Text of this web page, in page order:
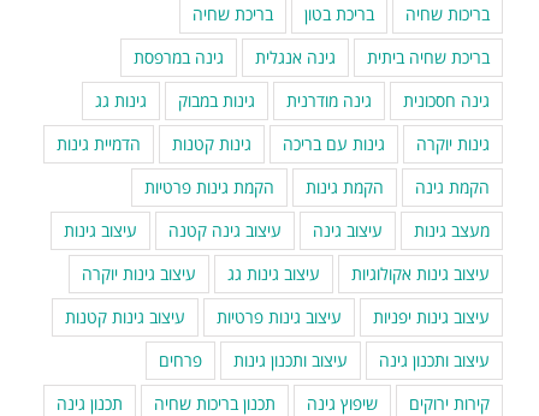
בריכות שחיה
בריכת בטון
בריכת שחיה
בריכת שחיה ביתית
גינה אנגלית
גינה במרפסת
גינה חסכונית
גינה מודרנית גינות במבוק
גינות גג
גינות יוקרה
גינות עם בריכה גינות קטנות
הדמיית גינות
הקמת גינה
הקמת גינות
הקמת גינות פרטיות
מעצב גינות
עיצוב גינה עיצוב גינה קטנה
עיצוב גינות
עיצוב גינות אקולוגיות
עיצוב גינות גג
עיצוב גינות יוקרה
עיצוב גינות יפניות
עיצוב גינות פרטיות
עיצוב גינות קטנות
עיצוב ותכנון גינה
עיצוב ותכנון גינות
פרחים
קירות ירוקים
שיפוץ גינה תכנון בריכות שחיה
תכנון גינה